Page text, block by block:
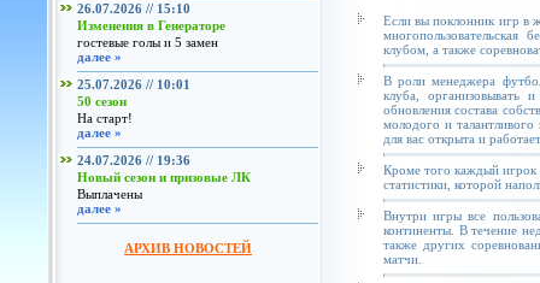
26.07.2026 // 15:10
Изменения в Генераторе
гостевые голы и 5 замен
далее »
25.07.2026 // 10:01
50 сезон
На старт!
далее »
24.07.2026 // 19:36
Новый сезон и призовые ЛК
Выплачены
далее »
АРХИВ НОВОСТЕЙ
Если вы поклонник игр в
клубом, а также
В роли менеджера
клуба, организовывать
обновления состава
молодого и талантливого
для вас открыта и
Кроме того каждый игрок
статистики, которой
Внутри игры все
континенты. В течение
также других
матчи.